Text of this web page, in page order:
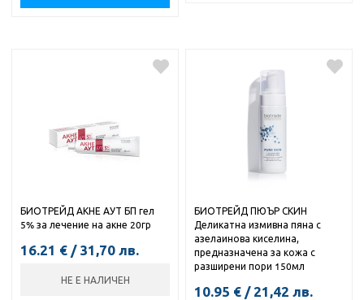
БИОТРЕЙД АКНЕ АУТ БП гел
5% за лечение на акне 20гр
16.21 € / 31,70 лв.
НЕ Е НАЛИЧЕН
БИОТРЕЙД ПЮЪР СКИН
Деликатна измивна пяна с
азелаинова киселина,
предназначена за кожа с
разширени пори 150мл
10.95 € / 21,42 лв.